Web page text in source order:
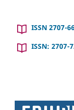
ISSN 2707-
ISSN: 2707-